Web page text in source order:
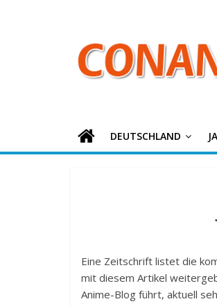
Detektiv
Conan
News
DEUTSCHLAND
Eine Zeitschrift listet die
mit diesem Artikel
Anime-Blog führt, aktuell